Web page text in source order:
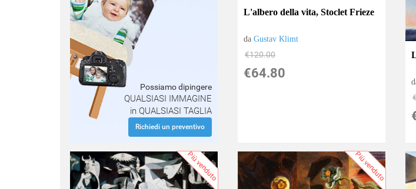
Possiamo dipingere
QUALSIASI IMMAGINE
in QUALSIASI TAGLIA
Richiedi un preventivo
L'albero della vita, Stoclet Frieze
daGustav Klimt
€120.00
€64.80
Più venduto Più venduto